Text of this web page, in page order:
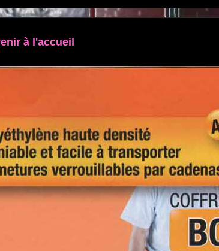
àl'accueil